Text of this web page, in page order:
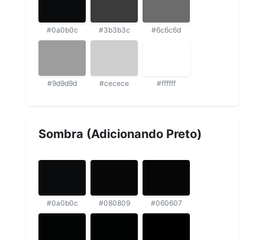
#0a0b0c #3b3b3c #6c6c6d
#9d9d9d #cecece #ffffff
Sombra (Adicionando Preto)
#0a0b0c #080809 #060607